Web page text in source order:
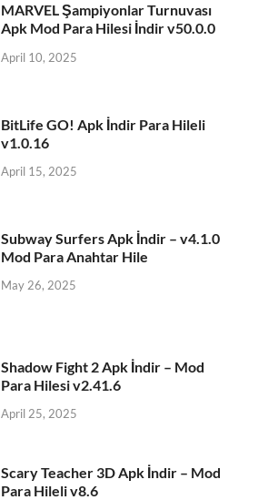
MARVEL Şampiyonlar Turnuvası
Apk Mod Para Hilesi İndir v50.0.0
April 10, 2025
BitLife GO! Apk İndir Para Hileli
v1.0.16
April 15, 2025
Subway Surfers Apk İndir – v4.1.0
Mod Para Anahtar Hile
May 26, 2025
Shadow Fight 2 Apk İndir – Mod
Para Hilesi v2.41.6
April 25, 2025
Scary Teacher 3D Apk İndir – Mod
Para Hileli v8.6